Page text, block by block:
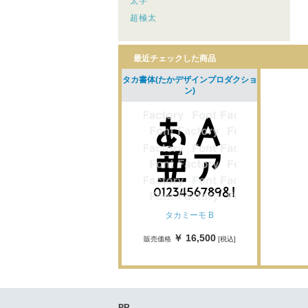
超極太
最近チェックした商品
タカ書体(たかデザインプロダクショ
ン)
タカミーモ B
販売価格 ￥ 16,500[税込]